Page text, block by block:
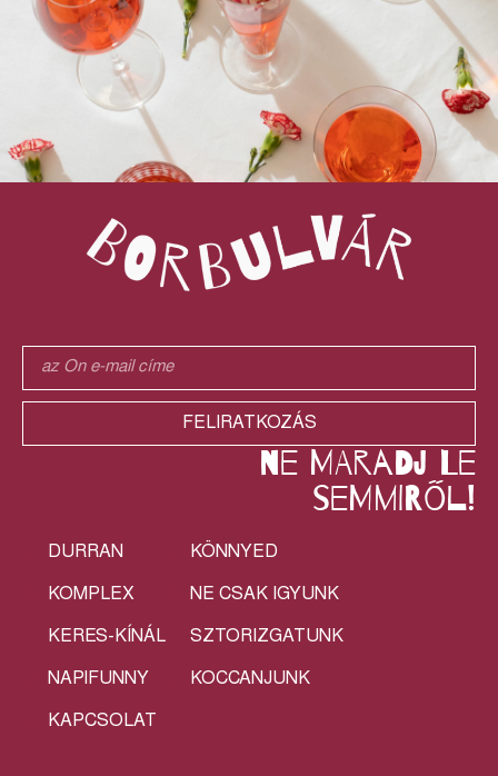
FELIRATKOZÁS
ne maradj le
semmiről!
DURRAN
KOMPLEX
KERES-KÍNÁL
NAPIFUNNY
KAPCSOLAT
KÖNNYED
NE CSAK IGYUNK
SZTORIZGATUNK
KOCCANJUNK